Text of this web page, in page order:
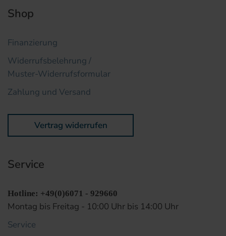
Shop
Finanzierung
Widerrufsbelehrung /
Muster-Widerrufsformular
Zahlung und Versand
Vertrag widerrufen
Service
Hotline: +49(0)6071 - 929660
Montag bis Freitag - 10:00 Uhr bis 14:00 Uhr
Service